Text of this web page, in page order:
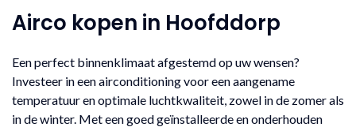
Airco kopen in Hoofddorp
Een perfect binnenklimaat afgestemd op uw wensen?
Investeer in een airconditioning voor een aangename
temperatuur en optimale luchtkwaliteit, zowel in de zomer als
in de winter. Met een goed geïnstalleerde en onderhouden